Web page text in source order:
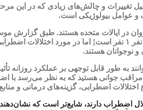
تغییرات و چالش‌های زیادی که در این
و عوامل بیولوژیکی است.
! اما در مورد اختلالات
و نوجوانان هستند.
به طور قابل توجهی بر عملکرد روزانه
مراقب جوانی هستید که به نظر می‌رسد
اختلالات اضطرابی، گزینه‌های درمانی و
اضطراب دارند، شایع‌تر است که